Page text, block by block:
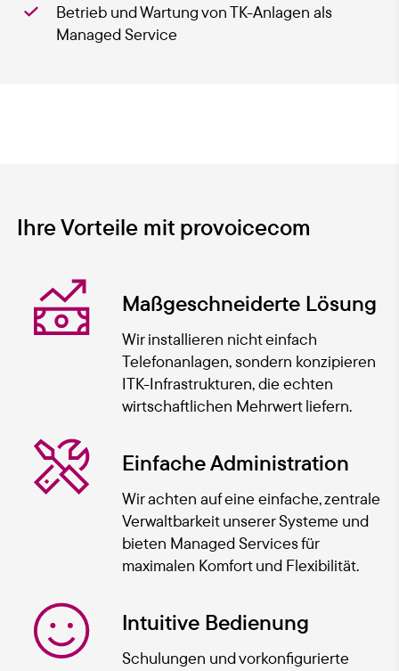
Betrieb und Wartung von TK-Anlagen als
Managed Service
Ihre Vorteile mit provoicecom
Maßgeschneiderte Lösung
Wir installieren nicht einfach
Telefonanlagen, sondern konzipieren
ITK-Infrastrukturen, die echten
wirtschaftlichen Mehrwert liefern.
Einfache Administration
Wir achten auf eine einfache, zentrale
Verwaltbarkeit unserer Systeme und
bieten Managed Services für
maximalen Komfort und Flexibilität.
Intuitive Bedienung
Schulungen und vorkonfigurierte